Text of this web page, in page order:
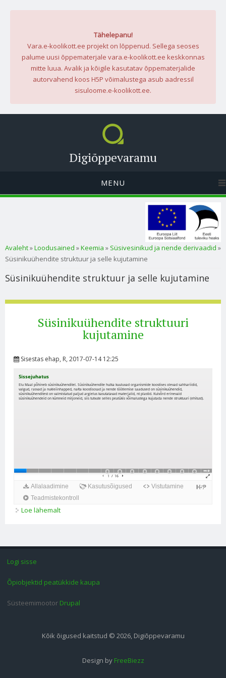
Tähelepanu!
Vara.e-koolikott.ee projekt on lõppenud. Sellega seoses
palume uusi õppematerjale vara.e-koolikott.ee keskkonnas
mitte luua. Avalik ja kõigile kasutatav õppematerjalide
autorvahend koos H5P võimalustega asub aadressil
sisuloome.e-koolikott.ee.
Digiõppevaramu
MENU
Sa oled siin
Avaleht»Loodusained »Keemia » Süsivesinikud ja nende derivaadid »
Süsinikuühendite struktuur ja selle kujutamine
Süsinikuühendite struktuur ja selle kujutamine
Süsinikuühendite struktuuri
kujutamine
Sisestas ehap, R, 2017-07-14 12:25
Loe lähemalt
Logi sisse
Õpiobjektid peatükkide kaupa
Süsteemimootor Drupal
Kõik õigused kaitstud © 2026, Digiõppevaramu
Design by FreeBiezz